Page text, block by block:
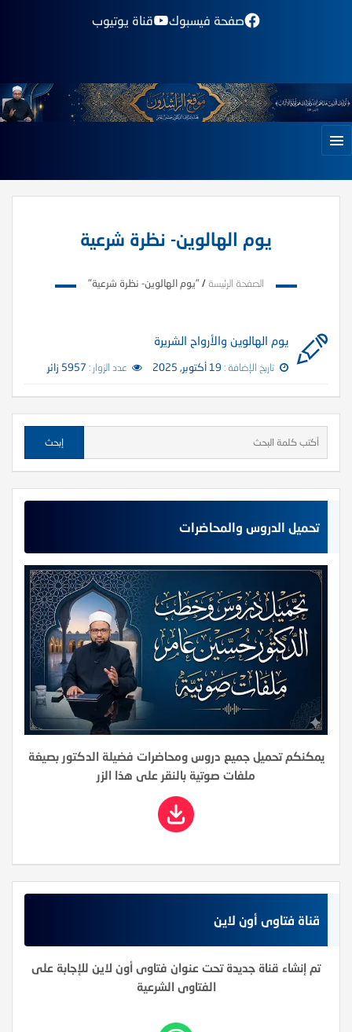
صفحة فيسبوك قناة يوتيوب
يوم الهالوين- نظرة شرعية
الصفحة الرئيسة /"يوم الهالوين- نظرة شرعية"
يوم الهالوين والأرواح الشريرة
تاريخ الإضافة : 19 أكتوبر, 2025 عدد الزوار : 5957 زائر
تحميل الدروس والمحاضرات
يمكنكم تحميل جميع دروس ومحاضرات فضيلة الدكتور بصيغة
ملفات صوتية بالنقر على هذا الزر
قناة فتاوى أون لاين
تم إنشاء قناة جديدة تحت عنوان فتاوى أون لاين للإجابة على
الفتاوى الشرعية